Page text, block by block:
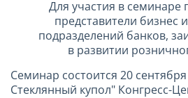
Для участия в семинаре
представители бизнес
подразделений банков,
в развитии
Семинар состоится 20 сентября
Стеклянный купол" Конгресс-